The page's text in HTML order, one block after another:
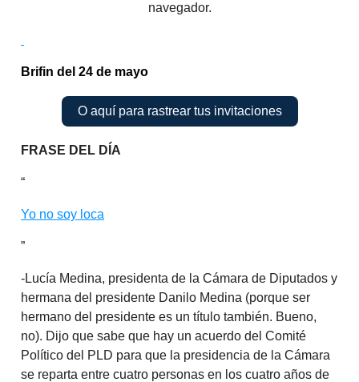
navegador.
Brifin del 24 de mayo
O aquí para rastrear tus invitaciones
FRASE DEL DÍA
“
Yo no soy loca
”
-Lucía Medina, presidenta de la Cámara de Diputados y
hermana del presidente Danilo Medina (porque ser
hermano del presidente es un título también. Bueno,
no). Dijo que sabe que hay un acuerdo del Comité
Político del PLD para que la presidencia de la Cámara
se reparta entre cuatro personas en los cuatro años de